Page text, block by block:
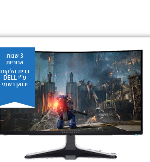
3 שנות
אחריות
בבית הלקוח
ע"י DELL
יבואן רשמי